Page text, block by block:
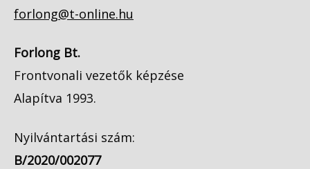
forlong@t-online.hu
Forlong Bt.
Frontvonali vezetők képzése
Alapítva 1993.
Nyilvántartási szám:
B/2020/002077